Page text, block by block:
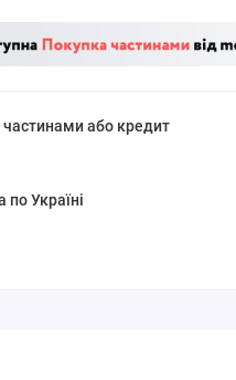
або кредит
Україні